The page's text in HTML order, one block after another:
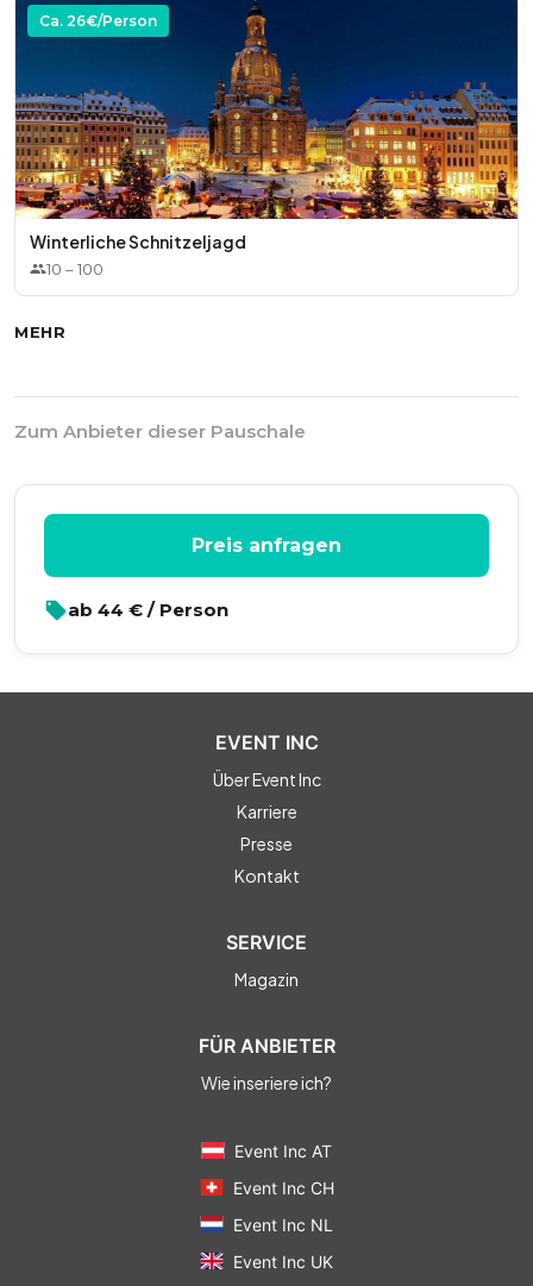
Ca. 26€/Person
Winterliche Schnitzeljagd
10 –100
MEHR
Zum Anbieter dieser Pauschale
Preis anfragen
ab 44 € / Person
EVENT INC
Über Event Inc
Karriere
Presse
Kontakt
SERVICE
Magazin
FÜR ANBIETER
Wie inseriere ich?
Event Inc AT
Event Inc CH
Event Inc NL
Event Inc UK